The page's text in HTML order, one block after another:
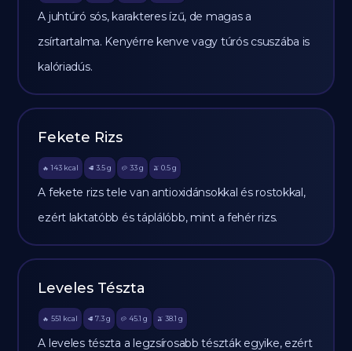
A juhtúró sós, karakteres ízű, de magas a
zsírtartalma. Kenyérre kenve vagy túrós csuszába is
kalóriadús.
Fekete Rizs
🔥 143 kcal 🥩 3.5 g 🥔 33g 🫒 0.5 g
A fekete rizs tele van antioxidánsokkal és rostokkal,
ezért laktatóbb és táplálóbb, mint a fehér rizs.
Leveles Tészta
🔥 551 kcal 🥩 7.3 g 🥔 45.1 g 🫒 38.1 g
A leveles tészta a legzsírosabb tészták egyike, ezért